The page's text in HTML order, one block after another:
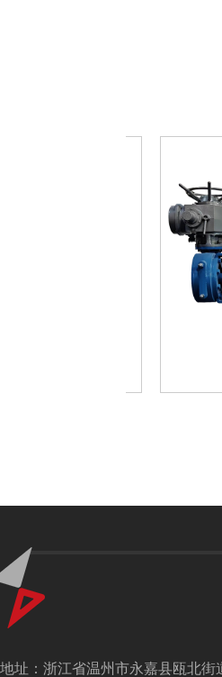
电
地址：浙江省温州市永嘉县瓯北街